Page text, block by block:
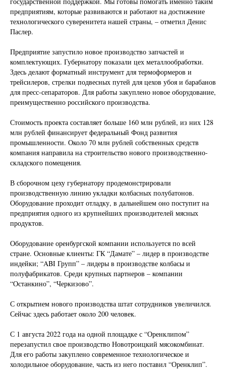
предприятиям, которые развиваются и работают на достижение
технологического суверенитета нашей страны, – отметил Денис
Паслер.
Предприятие запустило новое производство запчастей и
комплектующих. Губернатору показали цех металлообработки.
Здесь делают форматный инструмент для термоформеров и
трейсилеров, стрелки подвесных путей для цехов убоя и барабанов
для пресс-сепараторов. Для работы закуплено новое оборудование,
преимущественно российского производства.
Стоимость проекта составляет больше 160 млн рублей, из них 128
млн рублей финансирует федеральный Фонд развития
промышленности. Около 70 млн рублей собственных средств
компания направила на строительство нового производственно-
складского помещения.
В сборочном цеху губернатору продемонстрировали
производственную линию укладки колбасных полубатонов.
Оборудование проходит отладку, в дальнейшем оно поступит на
предприятия одного из крупнейших производителей мясных
продуктов.
Оборудование оренбургской компании используется по всей
стране. Основные клиенты: ГК “Дамате” – лидер в производстве
индейки; “ABI Групп” – лидеры в производстве колбасы и
полуфабрикатов. Среди крупных партнеров – компании
“Останкино”, “Черкизово”.
С открытием нового производства штат сотрудников увеличился.
Сейчас здесь работает около 200 человек.
С 1 августа 2022 года на одной площадке с “Оренклипом”
перезапустил свое производство Новотроицкий мясокомбинат.
Для его работы закуплено современное технологическое и
холодильное оборудование, часть из него поставил “Оренклип”.